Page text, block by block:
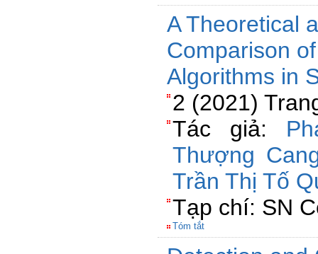
A Theoretical
Comparison
Algorithms in
2 (2021)
Tác giả:
Thượng
Trần Thị Tố
Tạp chí: SN
Tóm tắt